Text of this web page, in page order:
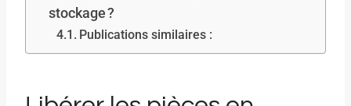
stockage ?
Publications similaires :